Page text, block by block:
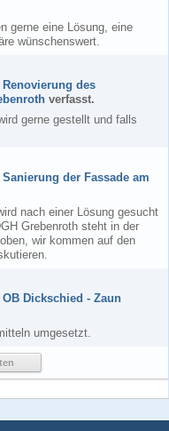
gerne eine Lösung, eine
wünschenswert.
Renovierung des
verfasst.
gerne gestellt und falls
Sanierung der Fassade am
nach einer Lösung gesucht
Grebenroth steht in der
wir kommen auf den
OB Dickschied - Zaun
umgesetzt.